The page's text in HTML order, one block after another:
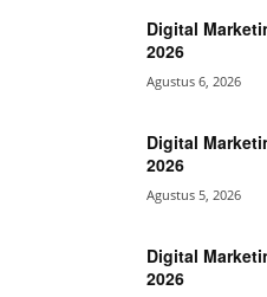
Digital
2026
Agustus 6, 2026
Digital
2026
Agustus 5, 2026
Digital
2026